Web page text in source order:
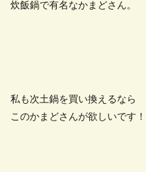
炊飯鍋で有名なかまどさん。
私も次土鍋を買い換えるなら
このかまどさんが欲しいです！